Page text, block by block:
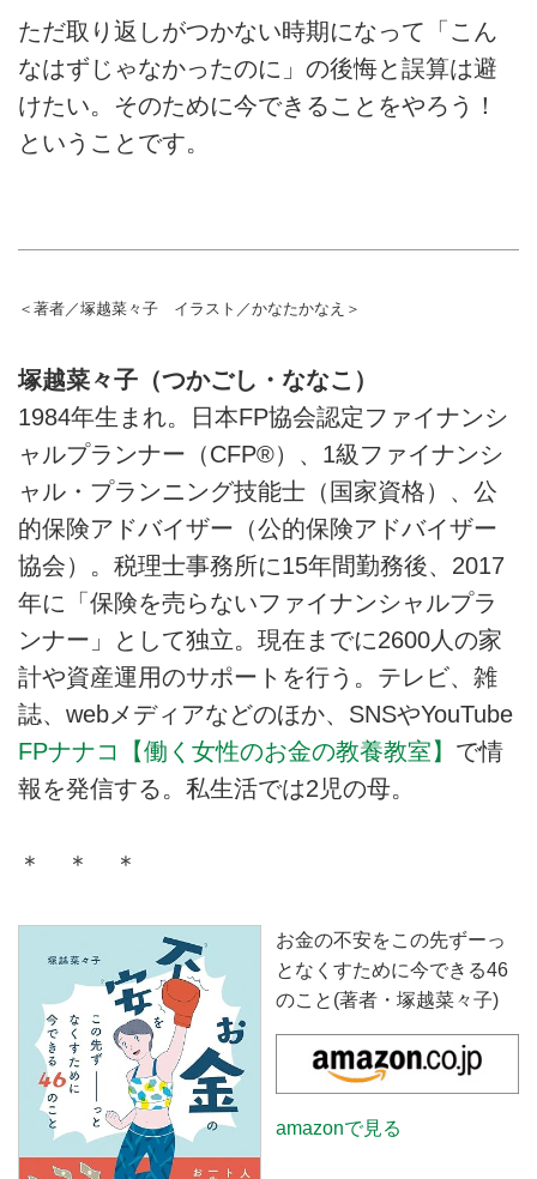
ただ取り返しがつかない時期になって「こん
なはずじゃなかったのに」の後悔と誤算は避
けたい。そのために今できることをやろう！
ということです。
＜著者／塚越菜々子 イラスト／かなたかなえ＞
塚越菜々子（つかごし・ななこ）
1984年生まれ。日本FP協会認定ファイナンシ
ャルプランナー（CFP®）、1級ファイナンシ
ャル・プランニング技能士（国家資格）、公
的保険アドバイザー（公的保険アドバイザー
協会）。税理士事務所に15年間勤務後、2017
年に「保険を売らないファイナンシャルプラ
ンナー」として独立。現在までに2600人の家
計や資産運用のサポートを行う。テレビ、雑
誌、webメディアなどのほか、SNSやYouTube
FPナナコ【働く女性のお金の教養教室】 で情
報を発信する。私生活では2児の母。
＊ ＊ ＊
お金の不安をこの先ずーっ
となくすために今できる46
のこと(著者・塚越菜々子)
amazonで見る